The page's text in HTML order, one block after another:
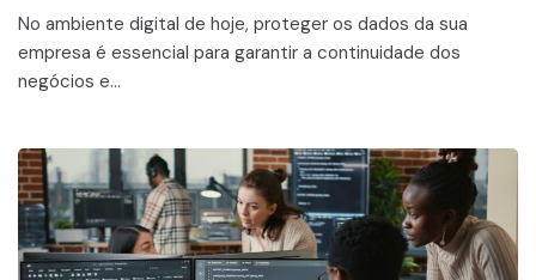
No ambiente digital de hoje, proteger os dados da sua
empresa é essencial para garantir a continuidade dos
negócios e...